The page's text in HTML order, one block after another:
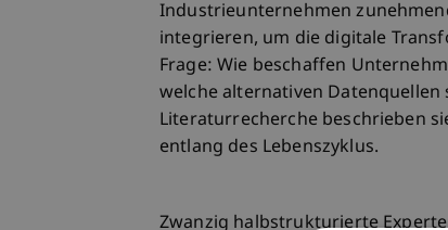
Industrieunternehmen
integrieren, um die digitale
Frage: Wie beschaffen
welche alternativen
Literaturrecherche beschrieben
entlang des Lebenszyklus.
Zwanzig halbstrukturierte